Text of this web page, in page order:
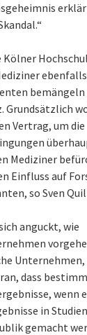
Kölner
ebenfalls
bemängeln
Grundsätzlich
Vertrag, um die
Mediziner
Einfluss auf
so Sven
anguckt, wie
Unternehmen,
dass
wenn
in
gemacht